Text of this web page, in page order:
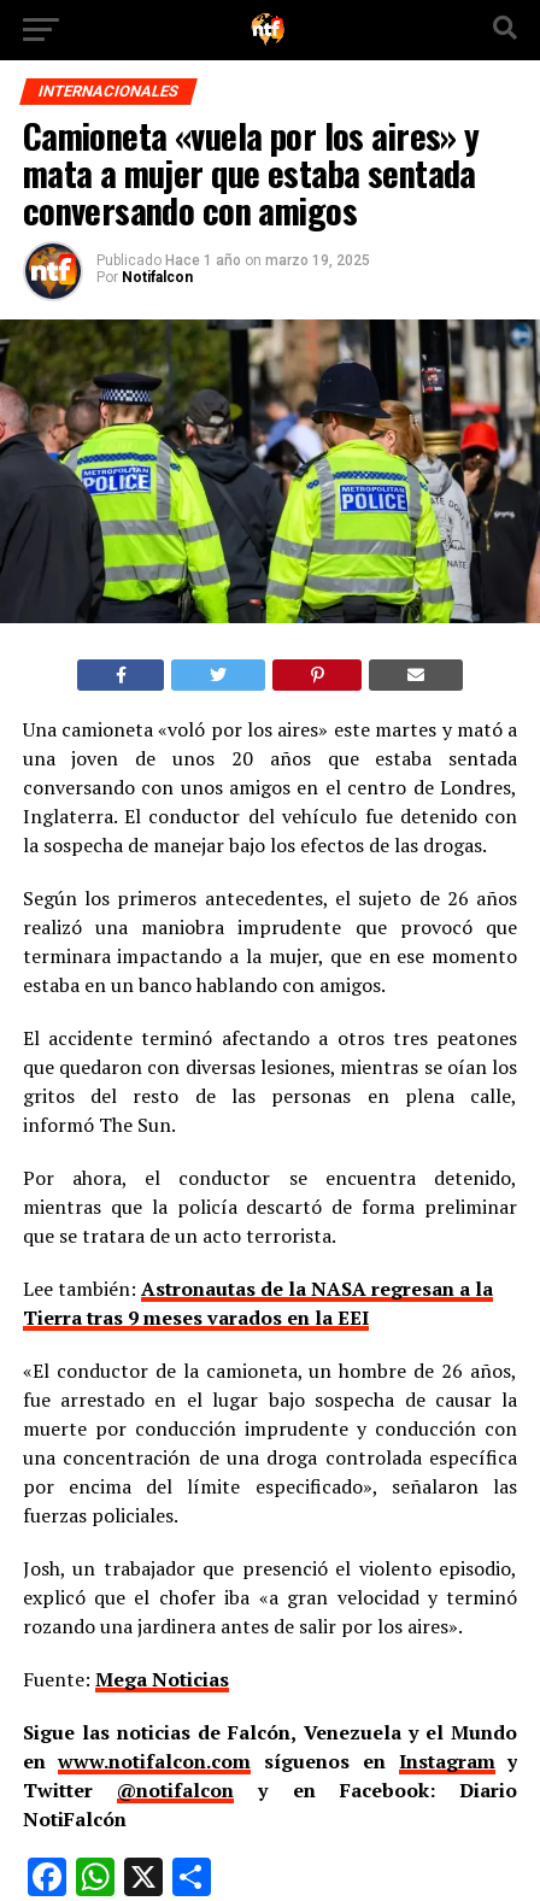
INTERNACIONALES
Camioneta «vuela por los aires» y
mata a mujer que estaba sentada
conversando con amigos
Publicado Hace 1 año on marzo 19, 2025
Por Notifalcon
Una camioneta «voló por los aires» este martes y mató a
una joven de unos 20 años que estaba sentada
conversando con unos amigos en el centro de Londres,
Inglaterra. El conductor del vehículo fue detenido con
la sospecha de manejar bajo los efectos de las drogas.
Según los primeros antecedentes, el sujeto de 26 años
realizó una maniobra imprudente que provocó que
terminara impactando a la mujer, que en ese momento
estaba en un banco hablando con amigos.
El accidente terminó afectando a otros tres peatones
que quedaron con diversas lesiones, mientras se oían los
gritos del resto de las personas en plena calle,
informó The Sun.
Por ahora, el conductor se encuentra detenido,
mientras que la policía descartó de forma preliminar
que se tratara de un acto terrorista.
Lee también: Astronautas de la NASA regresan a la
Tierra tras 9 meses varados en la EEI
«El conductor de la camioneta, un hombre de 26 años,
fue arrestado en el lugar bajo sospecha de causar la
muerte por conducción imprudente y conducción con
una concentración de una droga controlada específica
por encima del límite especificado», señalaron las
fuerzas policiales.
Josh, un trabajador que presenció el violento episodio,
explicó que el chofer iba «a gran velocidad y terminó
rozando una jardinera antes de salir por los aires».
Fuente: Mega Noticias
Sigue las noticias de Falcón, Venezuela y el Mundo
enwww.notifalcon.com síguenos en Instagramy
Twitter @notifalcon y en Facebook: Diario
NotiFalcón
Facebook
WhatsApp
X Compartir